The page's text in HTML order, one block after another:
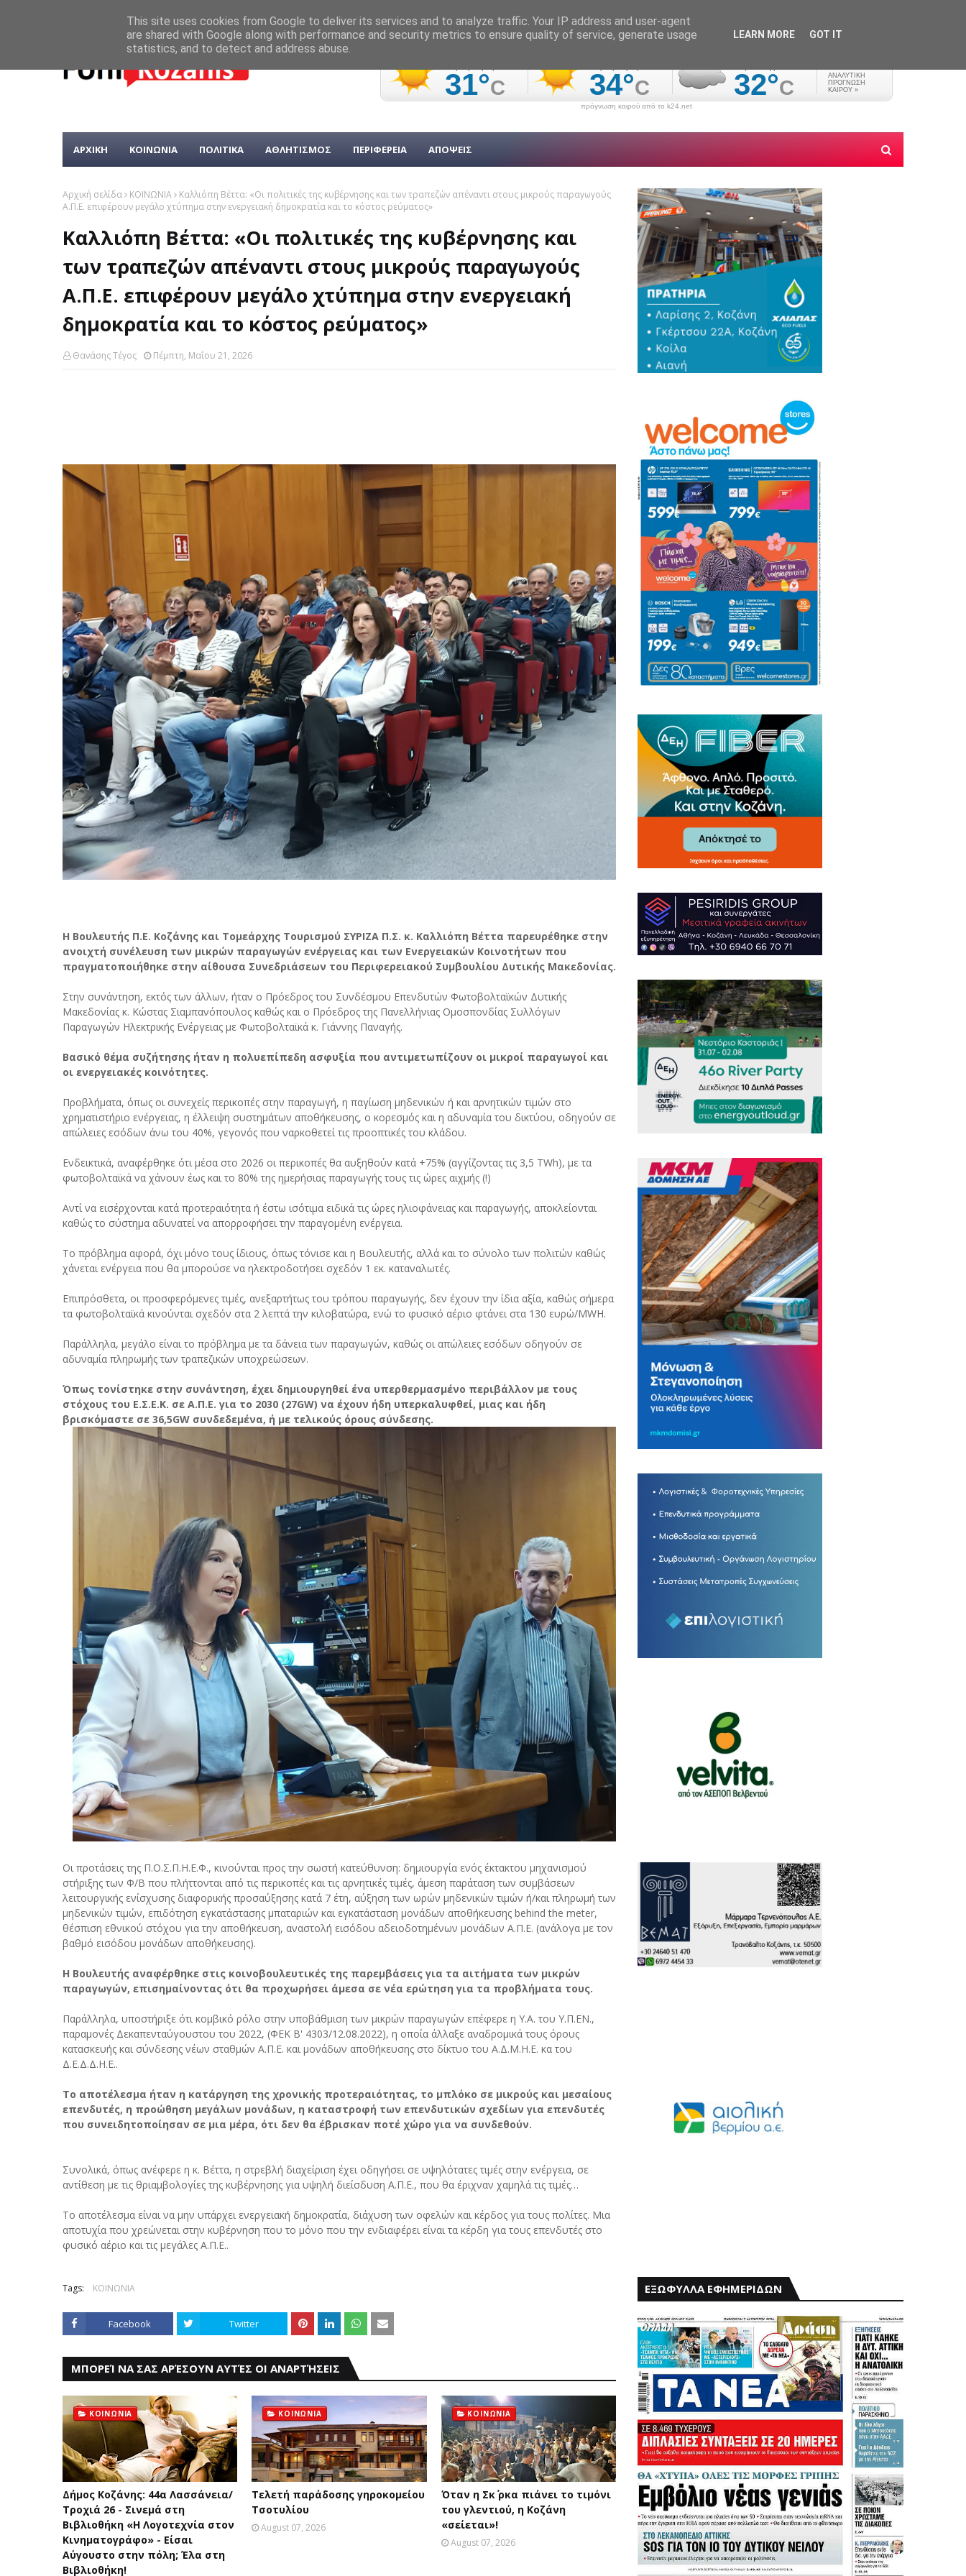
πρόγνωση καιρού από το k24.net
ΑΡΧΙΚΗ ΚΟΙΝΩΝΙΑ ΠΟΛΙΤΙΚΑ ΑΘΛΗΤΙΣΜΟΣ ΠΕΡΙΦΕΡΕΙΑ ΑΠΟΨΕΙΣ
Αρχική σελίδα ΚΟΙΝΩΝΙΑ
Καλλιόπη Βέττα: «Οι πολιτικές της κυβέρνησης και των τραπεζών απέναντι στους μικρούς παραγωγούς
Α.Π.Ε. επιφέρουν μεγάλο χτύπημα στην ενεργειακή δημοκρατία και το κόστος ρεύματος»
Καλλιόπη Βέττα: «Οι πολιτικές της κυβέρνησης και
των τραπεζών απέναντι στους μικρούς παραγωγούς
Α.Π.Ε. επιφέρουν μεγάλο χτύπημα στην ενεργειακή
δημοκρατία και το κόστος ρεύματος»
Θανάσης Τέγος Πέμπτη, Μαΐου 21, 2026
Η Βουλευτής Π.Ε. Κοζάνης και Τομεάρχης Τουρισμού ΣΥΡΙΖΑ Π.Σ. κ. Καλλιόπη Βέττα παρευρέθηκε στην
ανοιχτή συνέλευση των μικρών παραγωγών ενέργειας και των Ενεργειακών Κοινοτήτων που
πραγματοποιήθηκε στην αίθουσα Συνεδριάσεων του Περιφερειακού Συμβουλίου Δυτικής Μακεδονίας.
Στην συνάντηση, εκτός των άλλων, ήταν ο Πρόεδρος του Συνδέσμου Επενδυτών Φωτοβολταϊκών Δυτικής
Μακεδονίας κ. Κώστας Σιαμπανόπουλος καθώς και ο Πρόεδρος της Πανελλήνιας Ομοσπονδίας Συλλόγων
Παραγωγών Ηλεκτρικής Ενέργειας με Φωτοβολταϊκά κ. Γιάννης Παναγής.
Βασικό θέμα συζήτησης ήταν η πολυεπίπεδη ασφυξία που αντιμετωπίζουν οι μικροί παραγωγοί και
οι ενεργειακές κοινότητες.
Προβλήματα, όπως οι συνεχείς περικοπές στην παραγωγή, η παγίωση μηδενικών ή και αρνητικών τιμών στο
χρηματιστήριο ενέργειας, η έλλειψη συστημάτων αποθήκευσης, ο κορεσμός και η αδυναμία του δικτύου, οδηγούν σε
απώλειες εσόδων άνω του 40%, γεγονός που ναρκοθετεί τις προοπτικές του κλάδου.
Ενδεικτικά, αναφέρθηκε ότι μέσα στο 2026 οι περικοπές θα αυξηθούν κατά +75% (αγγίζοντας τις 3,5 TWh), με τα
φωτοβολταϊκά να χάνουν έως και το 80% της ημερήσιας παραγωγής τους τις ώρες αιχμής (!)
Αντί να εισέρχονται κατά προτεραιότητα ή έστω ισότιμα ειδικά τις ώρες ηλιοφάνειας και παραγωγής, αποκλείονται
καθώς το σύστημα αδυνατεί να απορροφήσει την παραγομένη ενέργεια.
Το πρόβλημα αφορά, όχι μόνο τους ίδιους, όπως τόνισε και η Βουλευτής, αλλά και το σύνολο των πολιτών καθώς
χάνεται ενέργεια που θα μπορούσε να ηλεκτροδοτήσει σχεδόν 1 εκ. καταναλωτές.
Επιπρόσθετα, οι προσφερόμενες τιμές, ανεξαρτήτως του τρόπου παραγωγής, δεν έχουν την ίδια αξία, καθώς σήμερα
τα φωτοβολταϊκά κινούνται σχεδόν στα 2 λεπτά την κιλοβατώρα, ενώ το φυσικό αέριο φτάνει στα 130 ευρώ/MWH.
Παράλληλα, μεγάλο είναι το πρόβλημα με τα δάνεια των παραγωγών, καθώς οι απώλειες εσόδων οδηγούν σε
αδυναμία πληρωμής των τραπεζικών υποχρεώσεων.
Όπως τονίστηκε στην συνάντηση, έχει δημιουργηθεί ένα υπερθερμασμένο περιβάλλον με τους
στόχους του Ε.Σ.Ε.Κ. σε Α.Π.Ε. για το 2030 (27GW) να έχουν ήδη υπερκαλυφθεί, μιας και ήδη
βρισκόμαστε σε 36,5GW συνδεδεμένα, ή με τελικούς όρους σύνδεσης.
Οι προτάσεις της Π.Ο.Σ.Π.Η.Ε.Φ., κινούνται προς την σωστή κατεύθυνση: δημιουργία ενός έκτακτου μηχανισμού
στήριξης των Φ/Β που πλήττονται από τις περικοπές και τις αρνητικές τιμές, άμεση παράταση των συμβάσεων
λειτουργικής ενίσχυσης διαφορικής προσαύξησης κατά 7 έτη, αύξηση των ωρών μηδενικών τιμών ή/και πληρωμή των
μηδενικών τιμών, επιδότηση εγκατάστασης μπαταριών και εγκατάσταση μονάδων αποθήκευσης behind the meter,
θέσπιση εθνικού στόχου για την αποθήκευση, αναστολή εισόδου αδειοδοτημένων μονάδων Α.Π.Ε. (ανάλογα με τον
βαθμό εισόδου μονάδων αποθήκευσης).
Η Βουλευτής αναφέρθηκε στις κοινοβουλευτικές της παρεμβάσεις για τα αιτήματα των μικρών
παραγωγών, επισημαίνοντας ότι θα προχωρήσει άμεσα σε νέα ερώτηση για τα προβλήματα τους.
Παράλληλα, υποστήριξε ότι κομβικό ρόλο στην υποβάθμιση των μικρών παραγωγών επέφερε η Υ.Α. του Υ.Π.ΕΝ.,
παραμονές Δεκαπενταύγουστου του 2022, (ΦΕΚ Β' 4303/12.08.2022), η οποία άλλαξε αναδρομικά τους όρους
κατασκευής και σύνδεσης νέων σταθμών Α.Π.Ε. και μονάδων αποθήκευσης στο δίκτυο του Α.Δ.Μ.Η.Ε. κα του
Δ.Ε.Δ.Δ.Η.Ε..
Το αποτέλεσμα ήταν η κατάργηση της χρονικής προτεραιότητας, το μπλόκο σε μικρούς και μεσαίους
επενδυτές, η προώθηση μεγάλων μονάδων, η καταστροφή των επενδυτικών σχεδίων για επενδυτές
που συνειδητοποίησαν σε μια μέρα, ότι δεν θα έβρισκαν ποτέ χώρο για να συνδεθούν.
Συνολικά, όπως ανέφερε η κ. Βέττα, η στρεβλή διαχείριση έχει οδηγήσει σε υψηλότατες τιμές στην ενέργεια, σε
αντίθεση με τις θριαμβολογίες της κυβέρνησης για υψηλή διείσδυση Α.Π.Ε., που θα έριχναν χαμηλά τις τιμές…
Το αποτέλεσμα είναι να μην υπάρχει ενεργειακή δημοκρατία, διάχυση των οφελών και κέρδος για τους πολίτες. Μια
αποτυχία που χρεώνεται στην κυβέρνηση που το μόνο που την ενδιαφέρει είναι τα κέρδη για τους επενδυτές στο
φυσικό αέριο και τις μεγάλες Α.Π.Ε..
Tags: ΚΟΙΝΩΝΙΑ
Facebook Twitter
ΜΠΟΡΕΊ ΝΑ ΣΑΣ ΑΡΈΣΟΥΝ ΑΥΤΈΣ ΟΙ ΑΝΑΡΤΉΣΕΙΣ
ΚΟΙΝΩΝΙΑ
Δήμος Κοζάνης: 44α Λασσάνεια/
Τροχιά 26 - Σινεμά στη
Βιβλιοθήκη «Η Λογοτεχνία στον
Κινηματογράφο» - Είσαι
Αύγουστο στην πόλη; Έλα στη
Βιβλιοθήκη!
ΚΟΙΝΩΝΙΑ
Τελετή παράδοσης γηροκομείου
Τσοτυλίου
August 07, 2026
ΚΟΙΝΩΝΙΑ
Όταν η Σκ΄ ρκα πιάνει το τιμόνι
του γλεντιού, η Κοζάνη
«σείεται»!
August 07, 2026
ΕΞΩΦΥΛΛΑ ΕΦΗΜΕΡΙΔΩΝ
This site uses cookies from Google to deliver its services and to analyze traffic. Your IP address and user-agent
are shared with Google along with performance and security metrics to ensure quality of service, generate usage
statistics, and to detect and address abuse.
LEARN MORE GOT IT